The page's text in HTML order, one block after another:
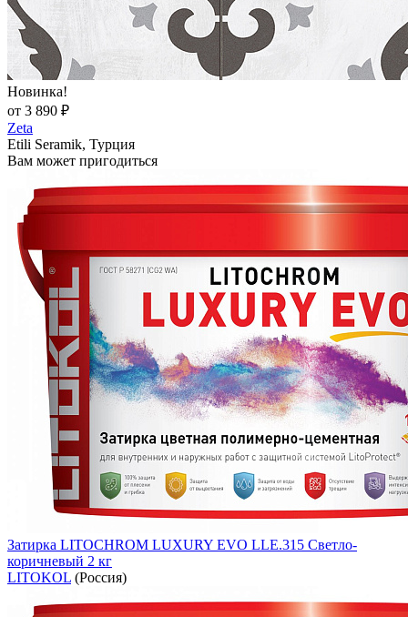
Новинка!
от 3 890 ₽
Zeta
Etili Seramik, Турция
Вам может пригодиться
Затирка LITOCHROM LUXURY EVO LLE.315 Светло-
коричневый 2 кг
LITOKOL (Россия)